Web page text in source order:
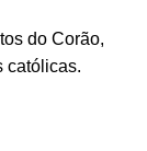
do Corão,
católicas.